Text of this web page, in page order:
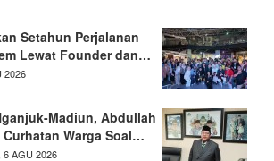
Setahun Perjalanan
Lewat Founder dan…
2026
Madiun, Abdullah
Warga Soal…
6 AGU 2026